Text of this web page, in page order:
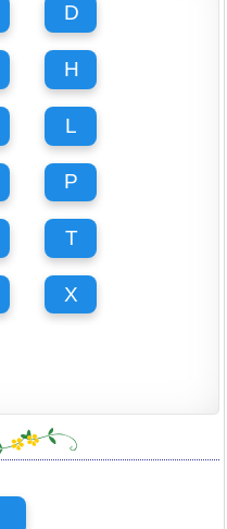
D
H
L
P
T
X